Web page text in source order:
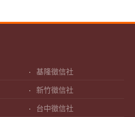
基隆徵信社
新竹徵信社
台中徵信社